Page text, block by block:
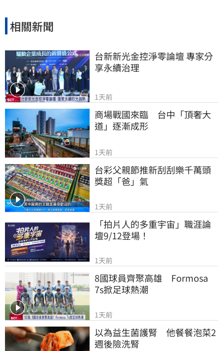
相關新聞
台新新光金控淨零論壇 專家分
享永續治理
1天前
商場戰國來臨　台中「頂奢大
道」逐漸成形
1天前
台彩父親節推新刮刮樂千萬頭
獎超「爸」氣
1天前
「拍片人的多重宇宙」職涯論
壇9/12登場！
1天前
8國球員齊聚高雄　Formosa
7s掀足球熱潮
1天前
以為益生菌護腎　他餐餐泡菜2
週後險洗腎